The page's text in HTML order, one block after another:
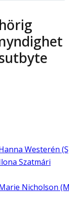
Westerén
Szatmári
Nicholson